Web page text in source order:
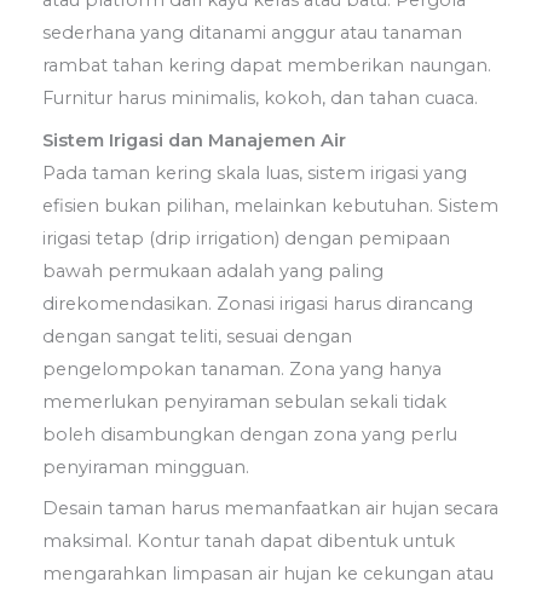
sederhana yang ditanami anggur atau tanaman
rambat tahan kering dapat memberikan naungan.
Furnitur harus minimalis, kokoh, dan tahan cuaca.
Sistem Irigasi dan Manajemen Air
Pada taman kering skala luas, sistem irigasi yang
efisien bukan pilihan, melainkan kebutuhan. Sistem
irigasi tetap (drip irrigation) dengan pemipaan
bawah permukaan adalah yang paling
direkomendasikan. Zonasi irigasi harus dirancang
dengan sangat teliti, sesuai dengan
pengelompokan tanaman. Zona yang hanya
memerlukan penyiraman sebulan sekali tidak
boleh disambungkan dengan zona yang perlu
penyiraman mingguan.
Desain taman harus memanfaatkan air hujan secara
maksimal. Kontur tanah dapat dibentuk untuk
mengarahkan limpasan air hujan ke cekungan atau